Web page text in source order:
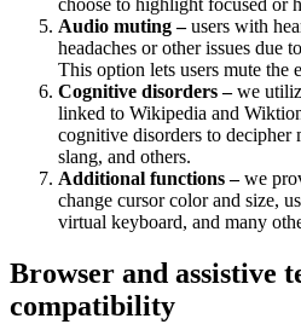
choose to highlight focused or
Audio muting –users with
headaches or other issues due
This option lets users mute the
Cognitive disorders –we
linked to Wikipedia and
cognitive disorders to decipher
slang, and others.
Additional functions –we
change cursor color and size,
virtual keyboard, and many
Browser and assistive
compatibility